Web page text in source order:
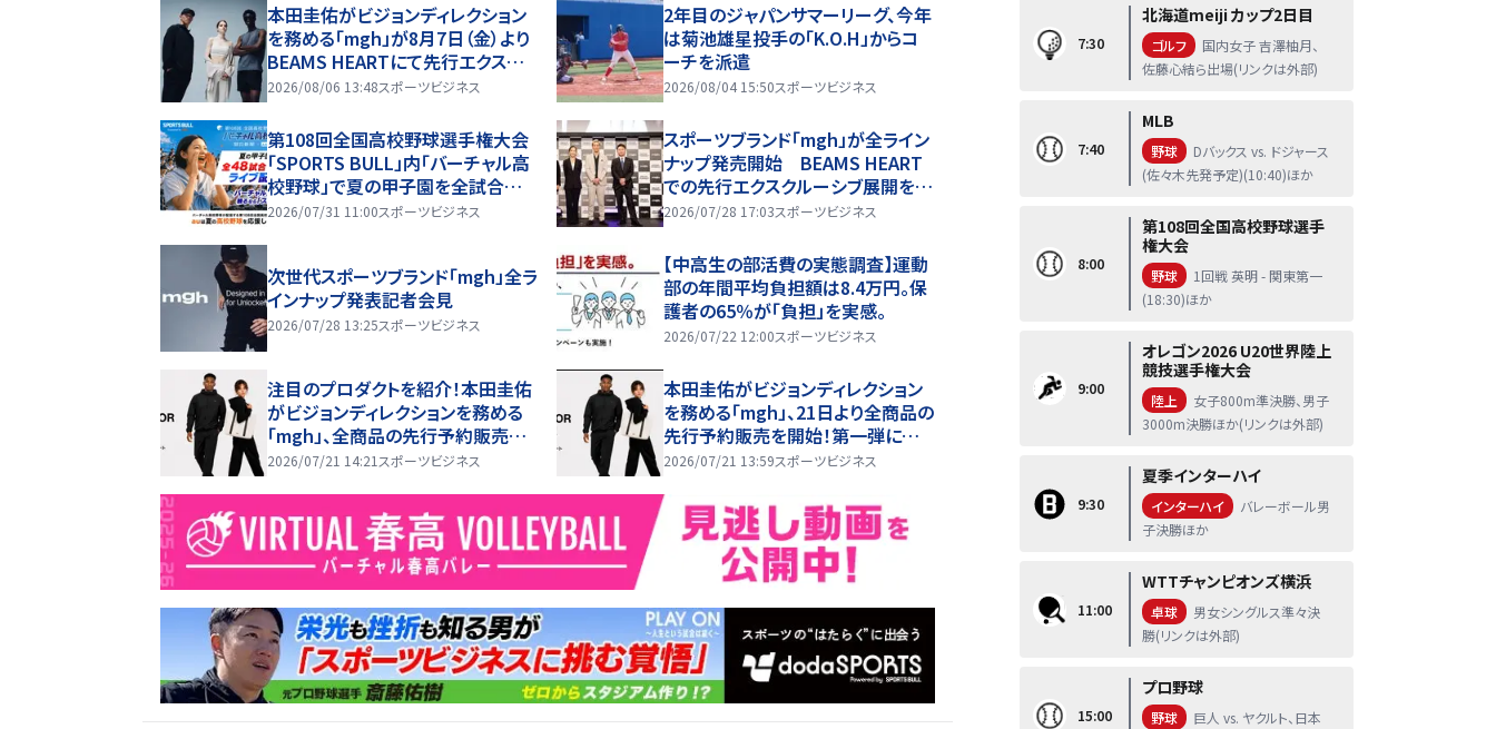
本田圭佑がビジョンディレクション
を務める「mgh」が8月7日（金）より
BEAMS HEARTにて先行エクスクル
ーシブ展開をスタート！全39型が初
ショーも！
2026/08/06 13:48スポーツビジネス
2年目のジャパンサマーリーグ、今年
は菊池雄星投手の「K.O.H」からコ
ーチを派遣
2026/08/04 15:50スポーツビジネス
第108回全国高校野球選手権大会
「SPORTS BULL」内「バーチャル高
校野球」で夏の甲子園を全試合無
料ライブ配信！ ～auが夏の高校野
y au」がスタート〜
2026/07/31 11:00スポーツビジネス
スポーツブランド「mgh」が全ライン
ナップ発売開始 BEAMS HEART
での先行エクスクルーシブ展開を発
表「あえて邪道を突き進む」
2026/07/28 17:03スポーツビジネス
次世代スポーツブランド「mgh」全ラ
インナップ発表記者会見
2026/07/28 13:25スポーツビジネス
【中高生の部活費の実態調査】運動
部の年間平均負担額は8.4万円。保
護者の65％が「負担」を実感。
2026/07/22 12:00スポーツビジネス
注目のプロダクトを紹介！本田圭佑
がビジョンディレクションを務める
「mgh」、全商品の先行予約販売を
開始！
2026/07/21 14:21 スポーツビジネス
本田圭佑がビジョンディレクション
を務める「mgh」、21日より全商品の
先行予約販売を開始！第一弾に続き
全ラインナップが解禁！
2026/07/21 13:59スポーツビジネス
7:30
北海道meiji カップ2日目
ゴルフ
国内女子 吉澤柚月、
佐藤心結ら出場(リンクは外部)
7:40
MLB
野球
Dバックス vs. ドジャース
(佐々木先発予定)(10:40)ほか
8:00
第108回全国高校野球選手
権大会
野球
1回戦 英明 - 関東第一
(18:30)ほか
9:00
オレゴン2026 U20世界陸上
競技選手権大会
陸上
女子800m準決勝、男子
3000m決勝ほか(リンクは外部)
9:30
夏季インターハイ
インターハイ
バレーボール男
子決勝ほか
11:00
WTTチャンピオンズ横浜
卓球
男女シングルス準々決
勝(リンクは外部)
15:00
プロ野球
野球
巨人 vs. ヤクルト、日本